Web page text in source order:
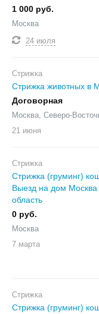
1 000 руб.
Москва
24 июля
Стрижка
Стрижка животных в
Договорная
Москва, Северо-
21 июня
Стрижка
Стрижка (груминг)
Выезд на дом Москва
область
0 руб.
Москва
7 марта
Стрижка
Стрижка (груминг)